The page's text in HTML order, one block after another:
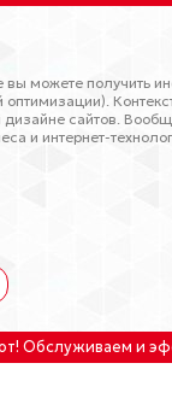
можете получить
оптимизации).
сайтов.
и интернет-
Обслуживаем и